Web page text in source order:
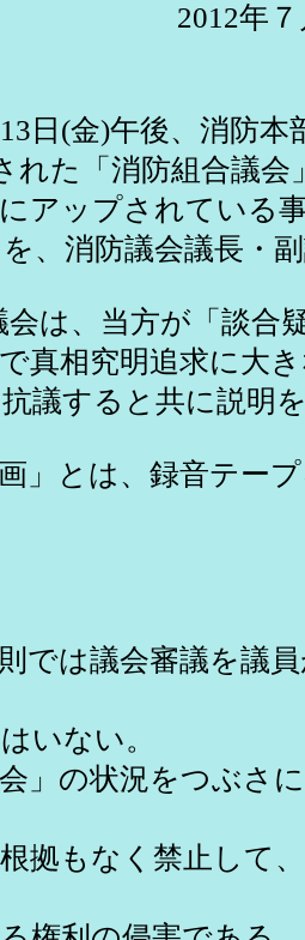
７月１
日(金)午後、消防本
れた「消防組合議
アップされている
、消防議会議長・
は、当方が「談合
真相究明追求に大
議すると共に説明
画」とは、録音テー
では議会審議を議
いない。
の状況をつぶさに
拠もなく禁止して